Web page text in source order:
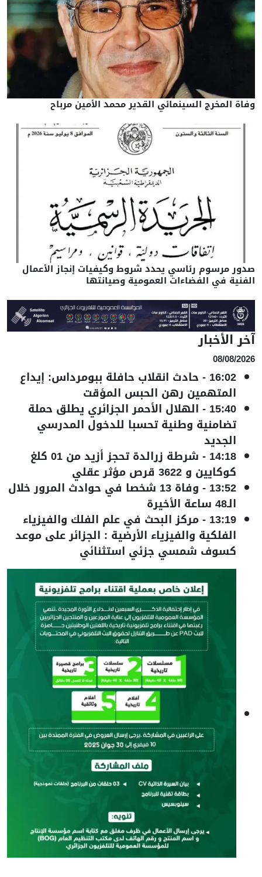
وفاة المخرج السينمائي القدير محمد الأمين مرباح
صدور مرسوم رئاسي يحدد شروط وكيفيات إنجاز الأعمال
الفنية في الفضاءات العمومية وصيانتها
آخر الأخبار
08/08/2026
16:02
- حادث انقلاب حافلة ببومرداس: إيداع
المتهمين رهن الحبس المؤقت
15:40
- الهلال الأحمر الجزائري يطلق حملة
تضامنية وطنية تحسبا للدخول المدرسي
الجديد
14:18
- شرطة زرالدة تحجز أزيد من 01 كلغ
كوكايين و 3622 قرص مؤثر عقلي
13:52
- وفاة 13 شخصا في حوادث المرور خلال
الـ48 ساعة الأخيرة
13:19
-مركز البحث في علم الفلك والفيزياء
الفلكية والفيزياء الأرضية : الجزائر على موعد
كسوف شمسي جزئي استثنائي